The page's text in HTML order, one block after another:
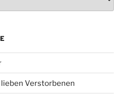
lieben Verstorbenen